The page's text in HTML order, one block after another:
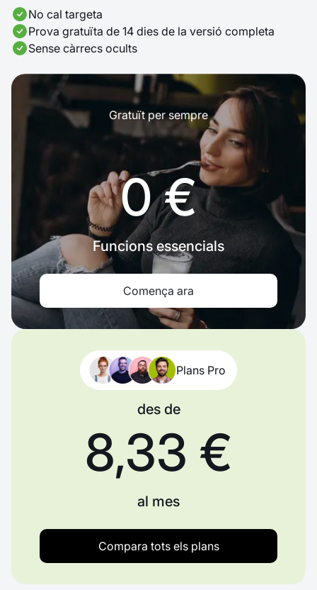
No cal targeta
Prova gratuïta de 14 dies de la versió completa
Sense càrrecs ocults
Gratuït per sempre
0 €
Funcions essencials
Comença ara
Plans Pro
des de
8,33 €
al mes
Compara tots els plans